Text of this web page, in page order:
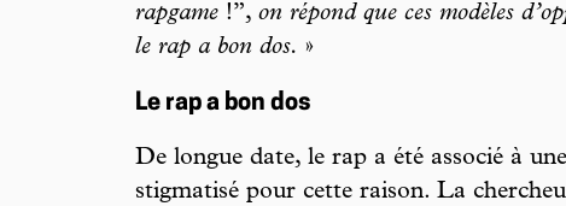
rapgame !”, on répond que ces modèles
le rap a bon dos. »
Le rap a bon dos
De longue date, le rap a été associé à
stigmatisé pour cette raison. La